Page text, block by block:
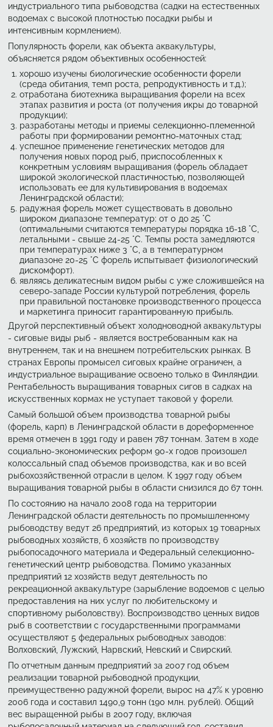
индустриального типа рыбоводства (садки на естественных
водоемах с высокой плотностью посадки рыбы и
интенсивным кормлением).
Популярность форели, как объекта аквакультуры,
объясняется рядом объективных особенностей:
хорошо изучены биологические особенности форели
(среда обитания, темп роста, репродуктивность и т.д.);
отработана биотехника выращивания форели на всех
этапах развития и роста (от получения икры до товарной
продукции);
разработаны методы и приемы селекционно-племенной
работы при формировании ремонтно-маточных стад;
успешное применение генетических методов для
получения новых пород рыб, приспособленных к
конкретным условиям выращивания (форель обладает
широкой экологической пластичностью, позволяющей
использовать ее для культивирования в водоемах
Ленинградской области);
радужная форель может существовать в довольно
широком диапазоне температур: от 0 до 25 °С
(оптимальными считаются температуры порядка 16-18 °С,
летальными - свыше 24-25 °С. Темпы роста замедляются
при температурах ниже 3 °С, а в температурном
диапазоне 20-25 °С форель испытывает физиологический
дискомфорт).
являясь деликатесным видом рыбы с уже сложившейся на
северо-западе России культурой потребления, форель
при правильной постановке производственного процесса
и маркетинга приносит гарантированную прибыль.
Другой перспективный объект холодноводной аквакультуры
- сиговые виды рыб - является востребованным как на
внутреннем, так и на внешнем потребительских рынках. В
странах Европы промысел сиговых крайне ограничен, а
индустриальное выращивание освоено только в Финляндии.
Рентабельность выращивания товарных сигов в садках на
искусственных кормах не уступает таковой у форели.
Самый большой объем производства товарной рыбы
(форель, карп) в Ленинградской области в дореформенное
время отмечен в 1991 году и равен 787 тоннам. Затем в ходе
социально-экономических реформ 90-х годов произошел
колоссальный спад объемов производства, как и во всей
рыбохозяйственной отрасли в целом. К 1997 году объем
выращивания товарной рыбы в области снизился до 67 тонн.
По состоянию на начало 2008 года на территории
Ленинградской области деятельность по промышленному
рыбоводству ведут 26 предприятий, из которых 19 товарных
рыбоводных хозяйств, 6 хозяйств по производству
рыбопосадочного материала и Федеральный селекционно-
генетический центр рыбоводства. Помимо указанных
предприятий 12 хозяйств ведут деятельность по
рекреационной аквакультуре (зарыбление водоемов с целью
предоставления на них услуг по любительскому и
спортивному рыболовству). Воспроизводство ценных видов
рыб в соответствии с государственными программами
осуществляют 5 федеральных рыбоводных заводов:
Волховский, Лужский, Нарвский, Невский и Свирский.
По отчетным данным предприятий за 2007 год объем
реализации товарной рыбоводной продукции,
преимущественно радужной форели, вырос на 47% к уровню
2006 года и составил 1490,9 тонн (190 млн. рублей). Общий
вес выращенной рыбы в 2007 году, включая